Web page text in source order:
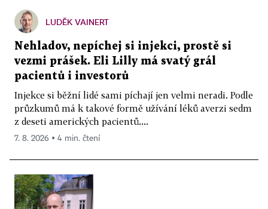
LUDĚK VAINERT
Nehladov, nepíchej si injekci, prostě si
vezmi prášek. Eli Lilly má svatý grál
pacientů i investorů
Injekce si běžní lidé sami píchají jen velmi neradi. Podle
průzkumů má k takové formě užívání léků averzi sedm
z deseti amerických pacientů....
7. 8. 2026 ▪ 4 min. čtení